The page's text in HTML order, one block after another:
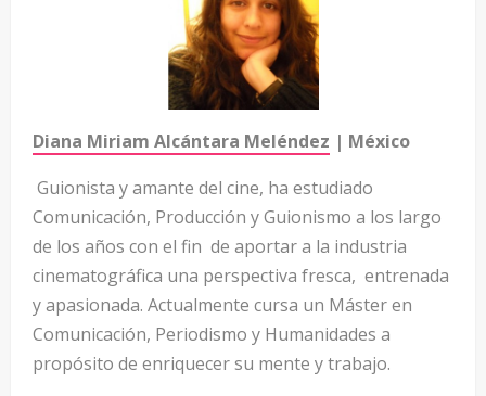
Diana Miriam Alcántara Meléndez | México
Guionista y amante del cine, ha estudiado
Comunicación, Producción y Guionismo a los largo
de los años con el fin de aportar a la industria
cinematográfica una perspectiva fresca, entrenada
y apasionada. Actualmente cursa un Máster en
Comunicación, Periodismo y Humanidades a
propósito de enriquecer su mente y trabajo.